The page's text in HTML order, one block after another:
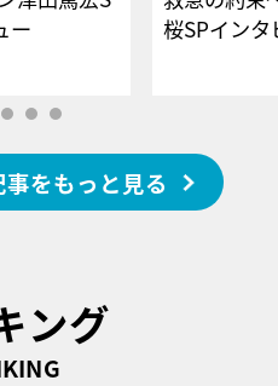
ビュー
桜SPイ
をもっと見る
ング